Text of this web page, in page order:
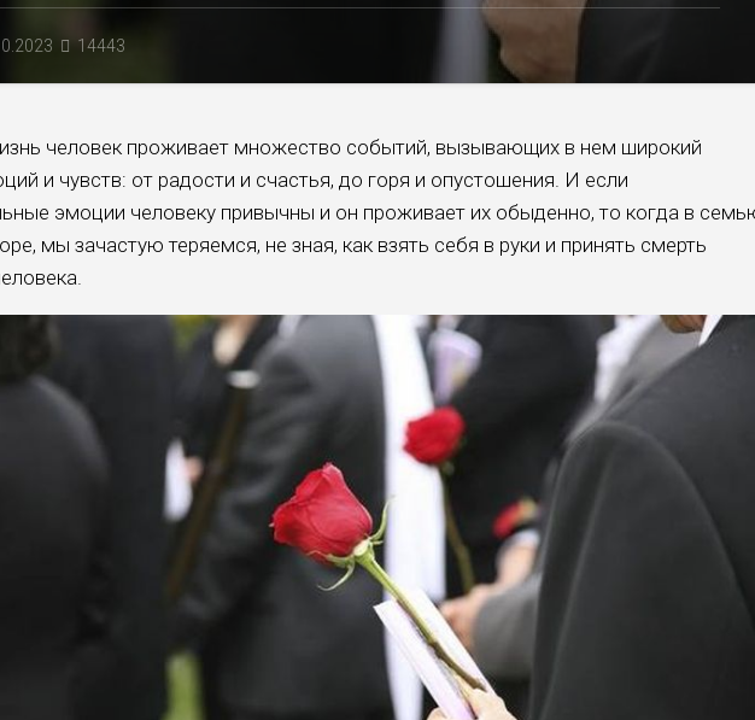
14443
человек проживает множество событий, вызывающих в нем широкий
и чувств: от радости и счастья, до горя и опустошения. И если
эмоции человеку привычны и он проживает их обыденно, то когда в
мы зачастую теряемся, не зная, как взять себя в руки и принять смерть